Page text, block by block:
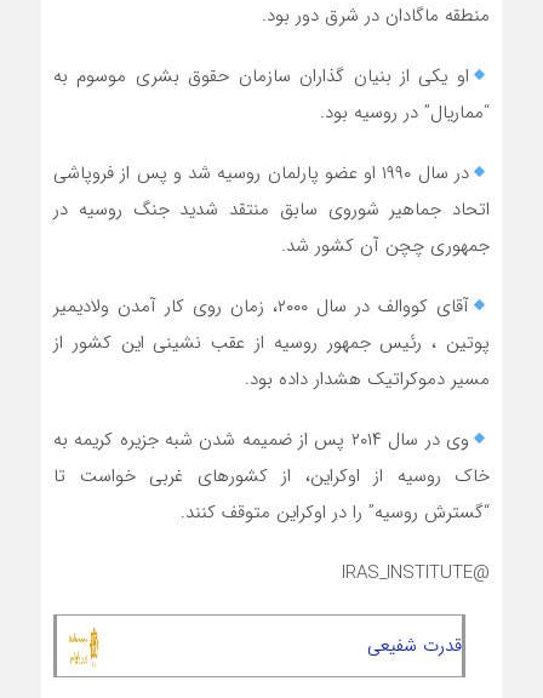
منطقه ماگادان در شرق دور بود.
او یکی از بنیان گذاران سازمان حقوق بشری موسوم به
“مماریال” در روسیه بود.
در سال ۱۹۹۰ او عضو پارلمان روسیه شد و پس از فروپاشی
اتحاد جماهیر شوروی سابق منتقد شدید جنگ روسیه در
جمهوری چچن آن کشور شد.
آقای کووالف در سال ۲۰۰۰، زمان روی کار آمدن ولادیمیر
پوتین ، رئیس جمهور روسیه از عقب نشینی این کشور از
مسیر دموکراتیک هشدار داده بود.
وی در سال ۲۰۱۴ پس از ضمیمه شدن شبه جزیره کریمه به
خاک روسیه از اوکراین، از کشورهای غربی خواست تا
“گسترش روسیه” را در اوکراین متوقف کنند.
@IRAS_INSTITUTE
قدرت شفیعی